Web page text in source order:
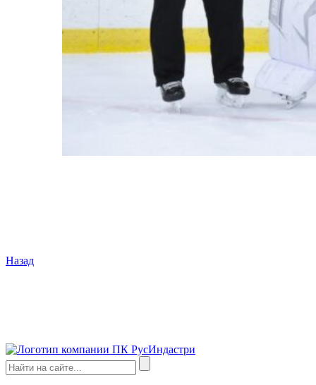
Назад